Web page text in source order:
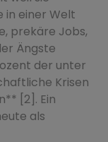
in einer Welt
prekäre Jobs,
Ängste
der unter
Krisen
[2]. Ein
als